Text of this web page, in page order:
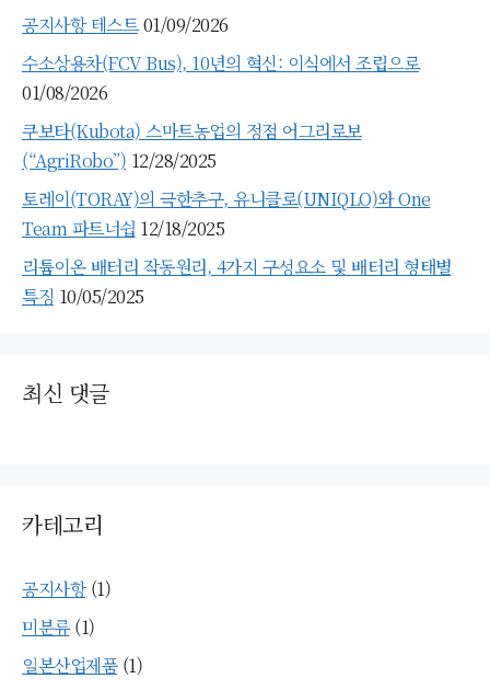
공지사항 테스트 01/09/2026
수소상용차(FCV Bus), 10년의 혁신: 이식에서 조립으로
01/08/2026
쿠보타(Kubota) 스마트농업의 정점 어그리로보
(“AgriRobo”) 12/28/2025
토레이(TORAY)의 극한추구, 유니클로(UNIQLO)와 One
Team 파트너쉽 12/18/2025
리튬이온 배터리 작동원리, 4가지 구성요소 및 배터리 형태별
특징 10/05/2025
최신 댓글
카테고리
공지사항(1)
미분류(1)
일본산업제품(1)